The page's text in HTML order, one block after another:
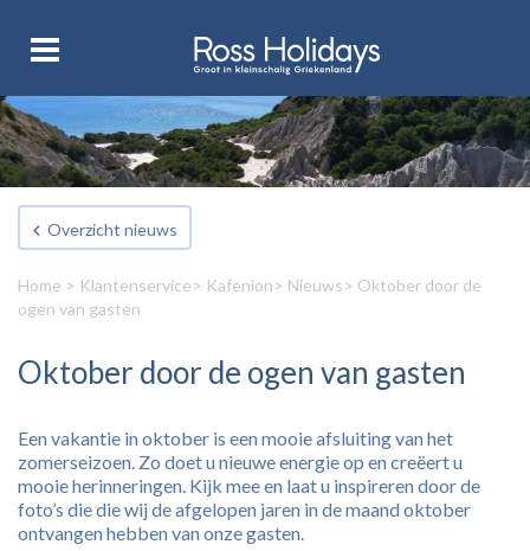
Overzicht nieuws
Home > Klantenservice> Kafenion> Nieuws> Oktober door de
ogen van gasten
Oktober door de ogen van gasten
Een vakantie in oktober is een mooie afsluiting van het
zomerseizoen. Zo doet u nieuwe energie op en creëert u
mooie herinneringen. Kijk mee en laat u inspireren door de
foto’s die die wij de afgelopen jaren in de maand oktober
ontvangen hebben van onze gasten.